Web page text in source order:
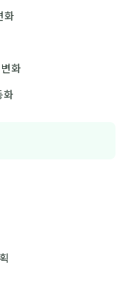
화
화
화